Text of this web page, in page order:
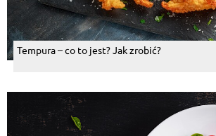
Tempura – co to jest? Jak zrobić?